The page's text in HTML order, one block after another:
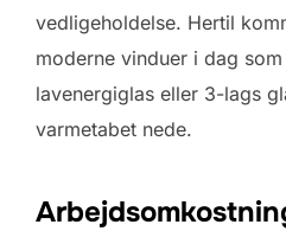
vedligeholdelse. Hertil
moderne vinduer i dag
lavenergiglas eller 3-lags
varmetabet nede.